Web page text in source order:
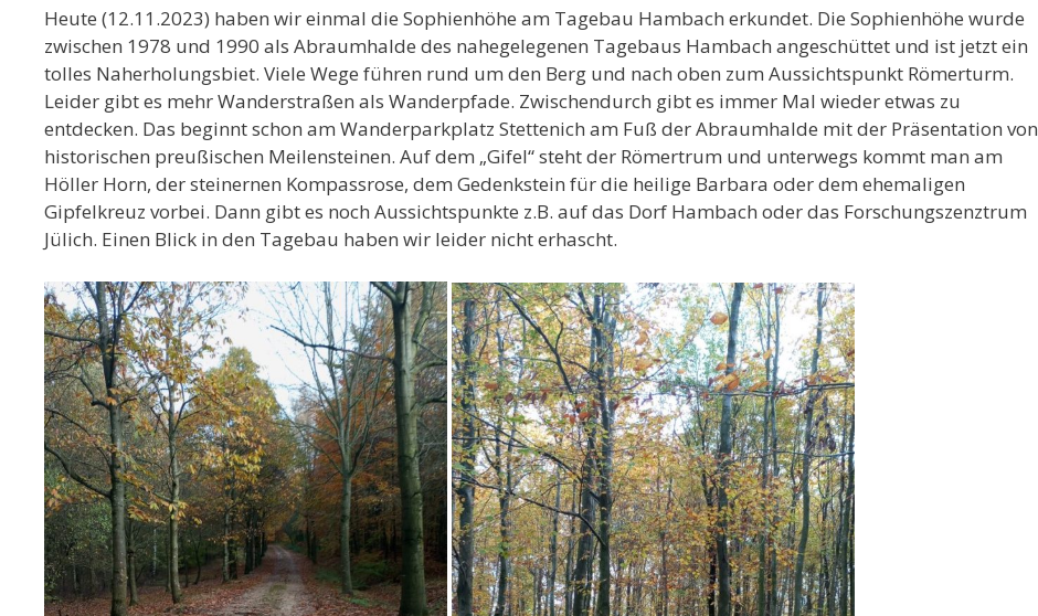
Heute (12.11.2023) haben wir einmal die Sophienhöhe am Tagebau Hambach erkundet. Die Sophienhöhe wurde
zwischen 1978 und 1990 als Abraumhalde des nahegelegenen Tagebaus Hambach angeschüttet und ist jetzt ein
tolles Naherholungsbiet. Viele Wege führen rund um den Berg und nach oben zum Aussichtspunkt Römerturm.
Leider gibt es mehr Wanderstraßen als Wanderpfade. Zwischendurch gibt es immer Mal wieder etwas zu
entdecken. Das beginnt schon am Wanderparkplatz Stettenich am Fuß der Abraumhalde mit der Präsentation von
historischen preußischen Meilensteinen. Auf dem „Gifel“ steht der Römertrum und unterwegs kommt man am
Höller Horn, der steinernen Kompassrose, dem Gedenkstein für die heilige Barbara oder dem ehemaligen
Gipfelkreuz vorbei. Dann gibt es noch Aussichtspunkte z.B. auf das Dorf Hambach oder das Forschungszenztrum
Jülich. Einen Blick in den Tagebau haben wir leider nicht erhascht.